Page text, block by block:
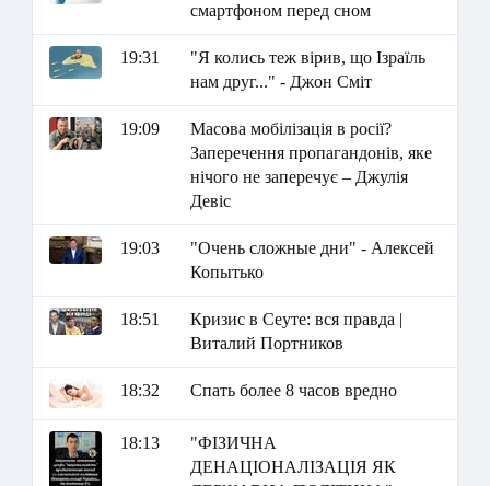
смартфоном перед сном
19:31
"Я колись теж вірив, що Ізраїль
нам друг..." - Джон Сміт
19:09
Масова мобілізація в росії?
Заперечення пропагандонів, яке
нічого не заперечує – Джулія
Девіс
19:03
"Очень сложные дни" - Алексей
Копытько
18:51
Кризис в Сеуте: вся правда |
Виталий Портников
18:32 Спать более 8 часов вредно
18:13
"ФІЗИЧНА
ДЕНАЦІОНАЛІЗАЦІЯ ЯК